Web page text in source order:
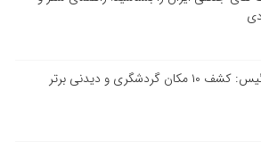
گردشگری و دیدنی برتر